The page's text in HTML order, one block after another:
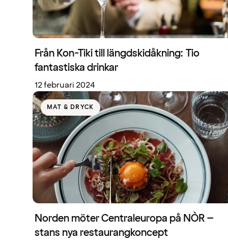
Från Kon-Tiki till längdskidåkning: Tio
fantastiska drinkar
12 februari 2024
MAT & DRYCK
Norden möter Centraleuropa på NÒR –
stans nya restaurangkoncept